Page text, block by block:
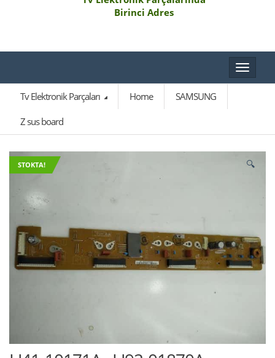
Birinci Adres
Toggle
Tv Elektronik Parçaları
Home SAMSUNG
Z sus board
STOKTA! 🔍